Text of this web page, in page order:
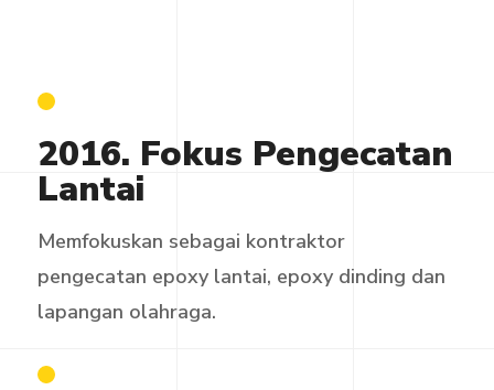
2016. Fokus Pengecatan
Lantai
Memfokuskan sebagai kontraktor
pengecatan epoxy lantai, epoxy dinding dan
lapangan olahraga.